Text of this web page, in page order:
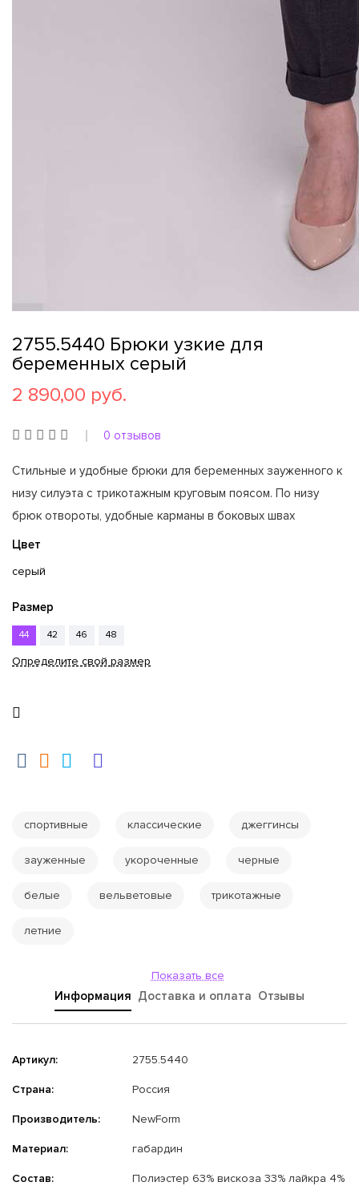
2755.5440 Брюки узкие для
беременных серый
2 890,00 руб.
0 отзывов
Стильные и удобные брюки для беременных зауженного к
низу силуэта с трикотажным круговым поясом. По низу
брюк отвороты, удобные карманы в боковых швах
Цвет
серый
Размер
44 42 46 48
Определите свой размер
спортивные классические джеггинсы
зауженные укороченные черные
белые вельветовые трикотажные
летние
Показать все
Информация Доставка и оплата Отзывы
Артикул: 2755.5440
Страна: Россия
Производитель: NewForm
Материал: габардин
Состав: Полиэстер 63% вискоза 33% лайкра 4%